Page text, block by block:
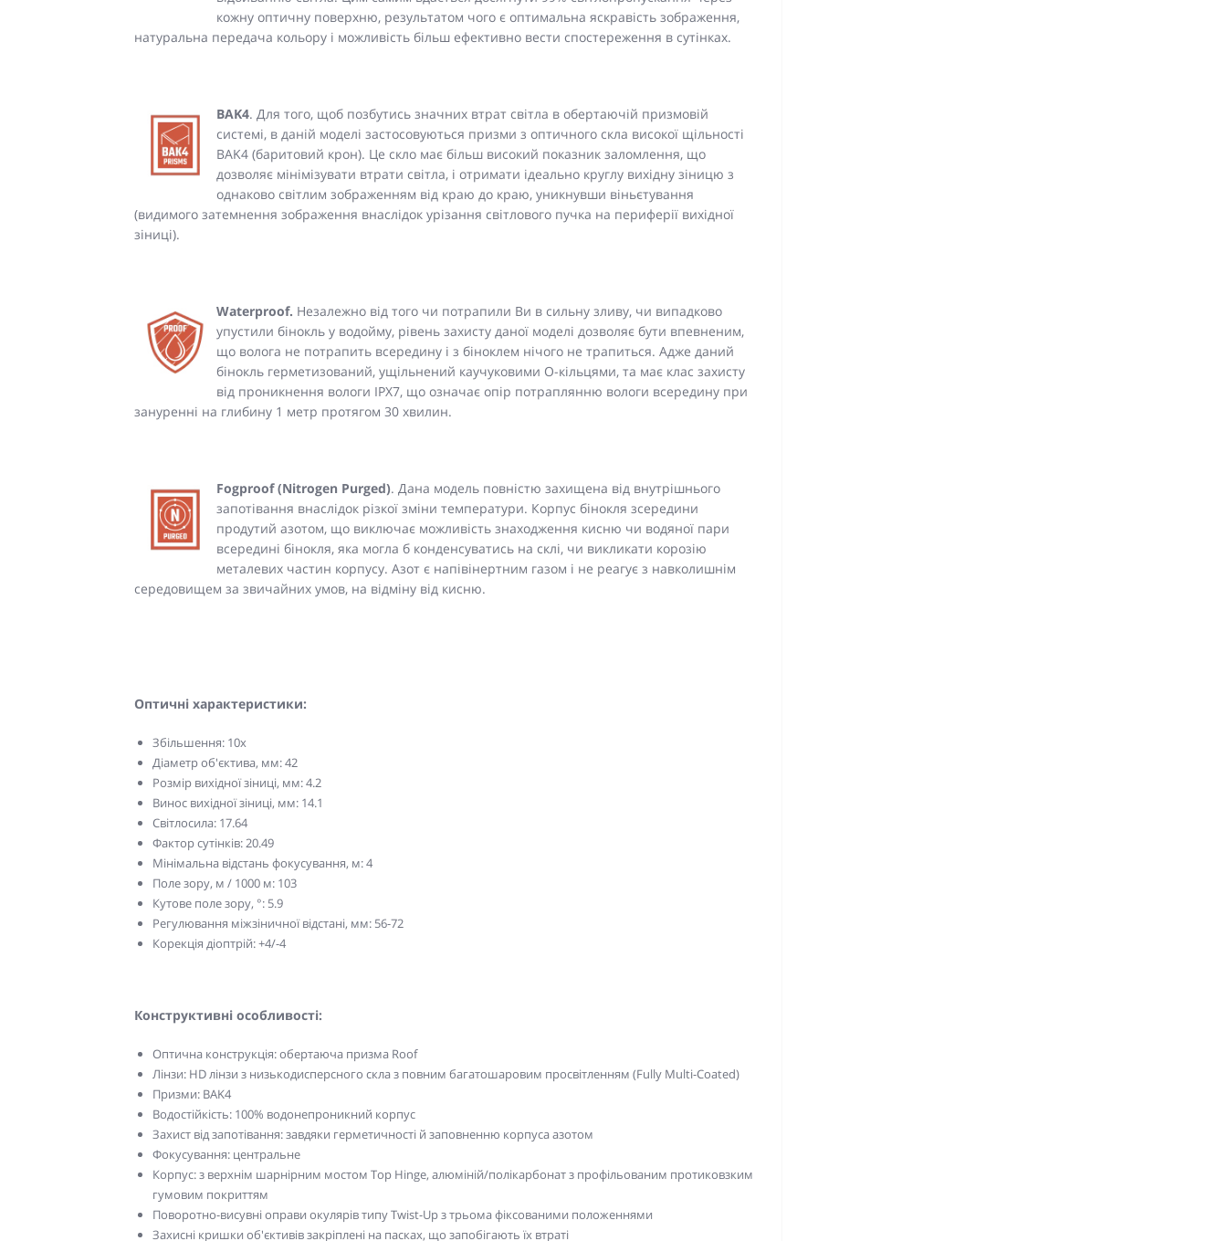
кожну оптичну поверхню, результатом чого є оптимальна яскравість зображення,
натуральна передача кольору і можливість більш ефективно вести спостереження в сутінках.
BAK4. Для того, щоб позбутись значних втрат світла в обертаючій призмовій
системі, в даній моделі застосовуються призми з оптичного скла високої щільності
BAK4 (баритовий крон). Це скло має більш високий показник заломлення, що
дозволяє мінімізувати втрати світла, і отримати ідеально круглу вихідну зіницю з
однаково світлим зображенням від краю до краю, уникнувши віньєтування
(видимого затемнення зображення внаслідок урізання світлового пучка на периферії вихідної
зіниці).
Waterproof. Незалежно від того чи потрапили Ви в сильну зливу, чи випадково
упустили бінокль у водойму, рівень захисту даної моделі дозволяє бути впевненим,
що волога не потрапить всередину і з біноклем нічого не трапиться. Адже даний
бінокль герметизований, ущільнений каучуковими О-кільцями, та має клас захисту
від проникнення вологи IPX7, що означає опір потраплянню вологи всередину при
зануренні на глибину 1 метр протягом 30 хвилин.
Fogproof (Nitrogen Purged). Дана модель повністю захищена від внутрішнього
запотівання внаслідок різкої зміни температури. Корпус бінокля зсередини
продутий азотом, що виключає можливість знаходження кисню чи водяної пари
всередині бінокля, яка могла б конденсуватись на склі, чи викликати корозію
металевих частин корпусу. Азот є напівінертним газом і не реагує з навколишнім
середовищем за звичайних умов, на відміну від кисню.
Оптичні характеристики:
Збільшення: 10x
Діаметр об'єктива, мм: 42
Розмір вихідної зіниці, мм: 4.2
Винос вихідної зіниці, мм: 14.1
Світлосила: 17.64
Фактор сутінків: 20.49
Мінімальна відстань фокусування, м: 4
Поле зору, м / 1000 м: 103
Кутове поле зору, °: 5.9
Регулювання міжзіничної відстані, мм: 56-72
Корекція діоптрій: +4/-4
Конструктивні особливості:
Оптична конструкція: обертаюча призма Roof
Лінзи: HD лінзи з низькодисперсного скла з повним багатошаровим просвітленням (Fully Multi-Coated)
Призми: BAK4
Водостійкість: 100% водонепроникний корпус
Захист від запотівання: завдяки герметичності й заповненню корпуса азотом
Фокусування: центральне
Корпус: з верхнім шарнірним мостом Top Hinge, алюміній/полікарбонат з профільованим протиковзким
гумовим покриттям
Поворотно-висувні оправи окулярів типу Twist-Up з трьома фіксованими положеннями
Захисні кришки об'єктивів закріплені на пасках, що запобігають їх втраті